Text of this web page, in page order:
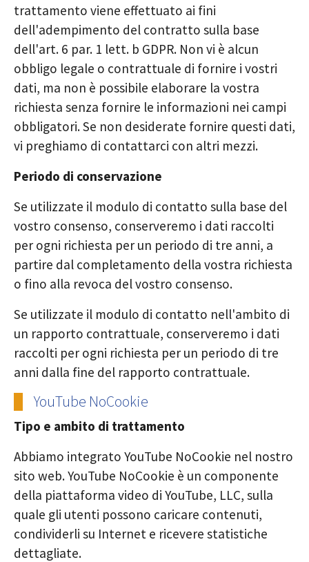
trattamento viene effettuato ai fini
dell'adempimento del contratto sulla base
dell'art. 6 par. 1 lett. b GDPR. Non vi è alcun
obbligo legale o contrattuale di fornire i vostri
dati, ma non è possibile elaborare la vostra
richiesta senza fornire le informazioni nei campi
obbligatori. Se non desiderate fornire questi dati,
vi preghiamo di contattarci con altri mezzi.
Periodo di conservazione
Se utilizzate il modulo di contatto sulla base del
vostro consenso, conserveremo i dati raccolti
per ogni richiesta per un periodo di tre anni, a
partire dal completamento della vostra richiesta
o fino alla revoca del vostro consenso.
Se utilizzate il modulo di contatto nell'ambito di
un rapporto contrattuale, conserveremo i dati
raccolti per ogni richiesta per un periodo di tre
anni dalla fine del rapporto contrattuale.
YouTube NoCookie
Tipo e ambito di trattamento
Abbiamo integrato YouTube NoCookie nel nostro
sito web. YouTube NoCookie è un componente
della piattaforma video di YouTube, LLC, sulla
quale gli utenti possono caricare contenuti,
condividerli su Internet e ricevere statistiche
dettagliate.